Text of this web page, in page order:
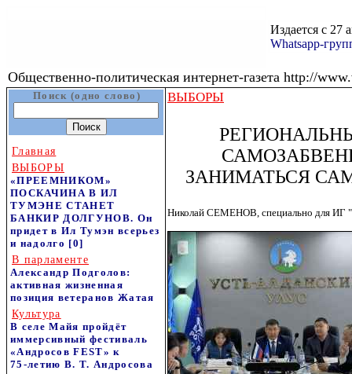
Издается с 27
Whatsapp-
Общественно-политическая интернет-газета http://
Поиск (одно слово)
Главная
ВЫБОРЫ
«ПРЕЕМНИКОМ»
ПОСКАЧИНА В ИЛ
ТУМЭНЕ СТАНЕТ
БАНКИР ДОЛГУНОВ. Он
придет в Ил Тумэн всерьез
и надолго [0]
В парламенте
Александр Подголов:
активная жизненная
позиция ветеранов Жатая
Культура
В селе Майя пройдёт
иммерсивный фестиваль
«Андросов FEST» к
75‑летию В. Т. Андросова
ВЫБОРЫ
ЗАНИМАТЬСЯ
Николай СЕМЕНОВ, специально для ИГ